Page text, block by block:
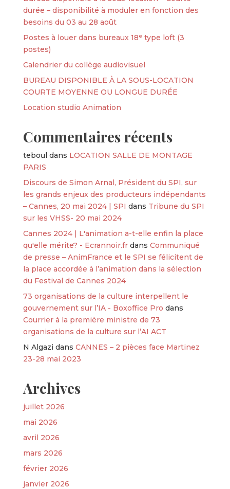
durée – disponibilité à moduler en fonction des
besoins du 03 au 28 août
Postes à louer dans bureaux 18ᵉ type loft (3
postes)
Calendrier du collège audiovisuel
BUREAU DISPONIBLE À LA SOUS-LOCATION
COURTE MOYENNE OU LONGUE DURÉE
Location studio Animation
Commentaires récents
teboul dans LOCATION SALLE DE MONTAGE
PARIS
Discours de Simon Arnal, Président du SPI, sur
les grands enjeux des producteurs indépendants
– Cannes, 20 mai 2024 | SPI dans Tribune du SPI
sur les VHSS- 20 mai 2024
Cannes 2024 | L'animation a-t-elle enfin la place
qu'elle mérite? - Ecrannoir.frdans Communiqué
de presse – AnimFrance et le SPI se félicitent de
la place accordée à l’animation dans la sélection
du Festival de Cannes 2024
73 organisations de la culture interpellent le
gouvernement sur l’IA - Boxoffice Pro dans
Courrier à la première ministre de 73
organisations de la culture sur l’AI ACT
N Algazi dans CANNES – 2 pièces face Martinez
23-28 mai 2023
Archives
juillet 2026
mai 2026
avril 2026
mars 2026
février 2026
janvier 2026